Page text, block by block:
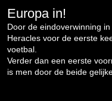
Europa in!
Door de eindoverwinning
Heracles voor de eerste
voetbal.
Verder dan een eerste
is men door de beide